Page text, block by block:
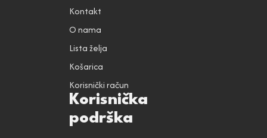
Kontakt
O nama
Lista želja
Košarica
Korisnički račun
Korisnička
podrška